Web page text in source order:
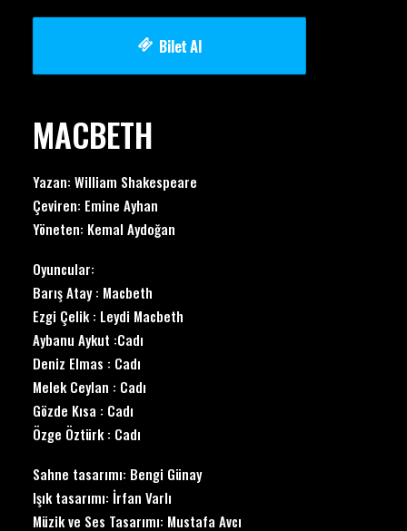
Bilet Al
MACBETH
Yazan: William Shakespeare
Çeviren: Emine Ayhan
Yöneten: Kemal Aydoğan
Oyuncular:
Barış Atay : Macbeth
Ezgi Çelik : Leydi Macbeth
Aybanu Aykut :Cadı
Deniz Elmas : Cadı
Melek Ceylan : Cadı
Gözde Kısa : Cadı
Özge Öztürk : Cadı
Sahne tasarımı: Bengi Günay
Işık tasarımı: İrfan Varlı
Müzik ve Ses Tasarımı: Mustafa Avcı